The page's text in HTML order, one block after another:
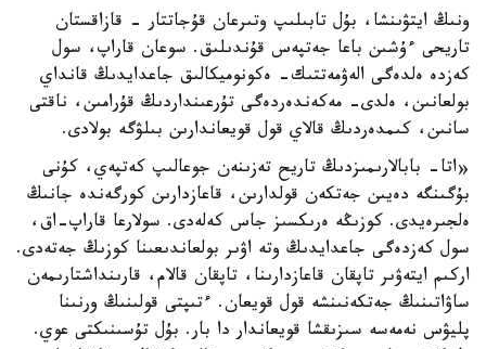
ونىڭ ايتۋىنشا، بۇل تابىلىپ وتىرعان قۇجاتتار - قازاقستان
تاريحى ءۇشىن باعا جەتپەس قۇندىلىق. سوعان قاراپ، سول
كەزدە ەلدەگى الەۋمەتتىك- ەكونوميكالىق جاعدايدىڭ قانداي
بولعانىن، ەلدى- مەكەندەردەگى تۇرعىنداردىڭ قۇرامىن، ناقتى
سانىن، كىمدەردىڭ قالاي قول قويعاندارىن بىلۋگە بولادى.
«اتا- بابالارىمىزدىڭ تاريح تەزىنەن جوعالىپ كەتپەي، كۇنى
بۇگىنگە دەيىن جەتكەن قولدارىن، قاعازدارىن كورگەندە جانىڭ
ەلجىرەيدى. كوزىڭە ەرىكسىز جاس كەلەدى. سولارعا قاراپ-اق،
سول كەزدەگى جاعدايدىڭ وتە اۋىر بولعاندىعىنا كوزىڭ جەتەدى.
اركىم ايتەۋىر تاپقان قاعازدارىنا، تاپقان قالام، قارىنداشتارىمەن
ساۋاتىنىڭ جەتكەنىنشە قول قويعان. ءتىپتى قولىنىڭ ورنىنا
پليۋس نەمەسە سىزىقشا قويعاندار دا بار. بۇل تۇسىنىكتى عوي.